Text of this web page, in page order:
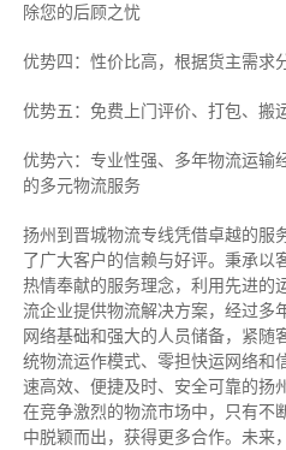
除您的后顾之忧
优势四：性价比高，根据货主需求
优势五：免费上门评价、打包、搬
优势六：专业性强、多年物流运输
的多元物流服务
扬州到晋城物流专线凭借卓越的服
了广大客户的信赖与好评。 秉承以
热情奉献的服务理念，利用先进的
流企业提供物流解决方案，经过多
网络基础和强大的人员储备，紧随
统物流运作模式、零担快运网络和
速高效、便捷及时、安全可靠的扬
在竞争激烈的物流市场中，只有不
中脱颖而出，获得更多合作。 未来